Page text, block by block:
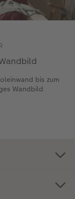
bis zum
Wandbild